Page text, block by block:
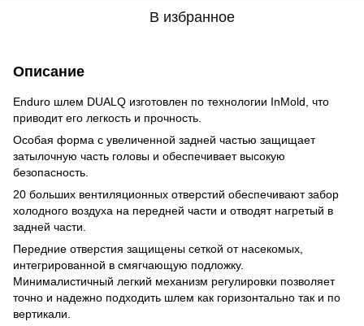
В избранное
Описание
Enduro шлем DUALQ изготовлен по технологии InMold, что
приводит его легкость и прочность.
Особая форма с увеличенной задней частью защищает
затылочную часть головы и обеспечивает высокую
безопасность.
20 больших вентиляционных отверстий обеспечивают забор
холодного воздуха на передней части и отводят нагретый в
задней части.
Передние отверстия защищены сеткой от насекомых,
интегрированной в смягчающую подложку.
Минималистичный легкий механизм регулировки позволяет
точно и надежно подходить шлем как горизонтально так и по
вертикали.